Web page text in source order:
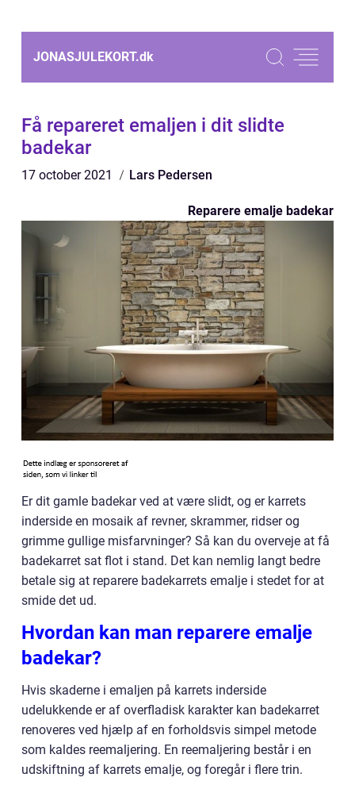
JONASJULEKORT.dk
Få repareret emaljen i dit slidte
badekar
17 october 2021 Lars Pedersen
Reparere emalje badekar
Er dit gamle badekar ved at være slidt, og er karrets
inderside en mosaik af revner, skrammer, ridser og
grimme gullige misfarvninger? Så kan du overveje at få
badekarret sat flot i stand. Det kan nemlig langt bedre
betale sig at reparere badekarrets emalje i stedet for at
smide det ud.
Hvordan kan man reparere emalje
badekar?
Hvis skaderne i emaljen på karrets inderside
udelukkende er af overfladisk karakter kan badekarret
renoveres ved hjælp af en forholdsvis simpel metode
som kaldes reemaljering. En reemaljering består i en
udskiftning af karrets emalje, og foregår i flere trin.